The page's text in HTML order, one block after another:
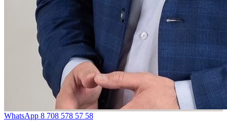
WhatsApp 8 708 578 57 58